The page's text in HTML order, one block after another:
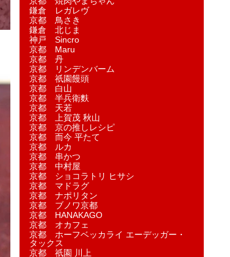
鎌倉 レガレヴ
京都 鳥さき
鎌倉 北じま
神戸 Sincro
京都 Maru
京都 丹
京都 リンデンバーム
京都 祇園饅頭
京都 白山
京都 半兵衛麩
京都 天若
京都 上賀茂 秋山
京都 京の推しレシピ
京都 而今 平たて
京都 ルカ
京都 串かつ
京都 中村屋
京都 ショコラトリ ヒサシ
京都 マドラグ
京都 ナポリタン
京都 ブノワ京都
京都 HANAKAGO
京都 オカフェ
京都 ホーフベッカライ エーデッガー・
タックス
京都 祇園 川上